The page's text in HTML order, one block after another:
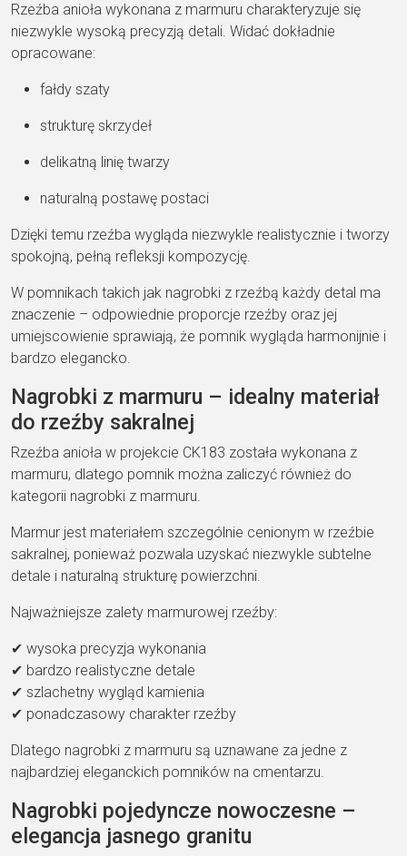
Rzeźba anioła wykonana z marmuru charakteryzuje się
niezwykle wysoką precyzją detali. Widać dokładnie
opracowane:
fałdy szaty
strukturę skrzydeł
delikatną linię twarzy
naturalną postawę postaci
Dzięki temu rzeźba wygląda niezwykle realistycznie i tworzy
spokojną, pełną refleksji kompozycję.
W pomnikach takich jak nagrobki z rzeźbą każdy detal ma
znaczenie – odpowiednie proporcje rzeźby oraz jej
umiejscowienie sprawiają, że pomnik wygląda harmonijnie i
bardzo elegancko.
Nagrobki z marmuru – idealny materiał
do rzeźby sakralnej
Rzeźba anioła w projekcie CK183 została wykonana z
marmuru, dlatego pomnik można zaliczyć również do
kategorii nagrobki z marmuru.
Marmur jest materiałem szczególnie cenionym w rzeźbie
sakralnej, ponieważ pozwala uzyskać niezwykle subtelne
detale i naturalną strukturę powierzchni.
Najważniejsze zalety marmurowej rzeźby:
✔ wysoka precyzja wykonania
✔ bardzo realistyczne detale
✔ szlachetny wygląd kamienia
✔ ponadczasowy charakter rzeźby
Dlatego nagrobki z marmuru są uznawane za jedne z
najbardziej eleganckich pomników na cmentarzu.
Nagrobki pojedyncze nowoczesne –
elegancja jasnego granitu